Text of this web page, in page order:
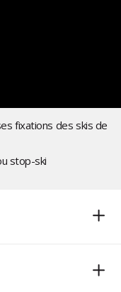
fixations des skis de
stop-ski